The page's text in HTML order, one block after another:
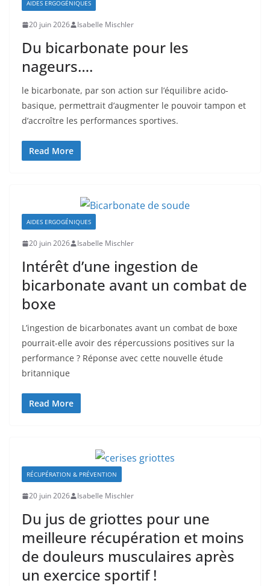
AIDES ERGOGÉNIQUES
20 juin 2026 Isabelle Mischler
Du bicarbonate pour les
nageurs….
le bicarbonate, par son action sur l’équilibre acido-
basique, permettrait d’augmenter le pouvoir tampon et
d’accroître les performances sportives.
Read More
AIDES ERGOGÉNIQUES
20 juin 2026 Isabelle Mischler
Intérêt d’une ingestion de
bicarbonate avant un combat de
boxe
L’ingestion de bicarbonates avant un combat de boxe
pourrait-elle avoir des répercussions positives sur la
performance ? Réponse avec cette nouvelle étude
britannique
Read More
RÉCUPÉRATION & PRÉVENTION
20 juin 2026 Isabelle Mischler
Du jus de griottes pour une
meilleure récupération et moins
de douleurs musculaires après
un exercice sportif !